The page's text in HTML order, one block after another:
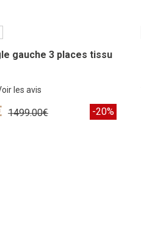
gauche 3 places tissu
les avis
1499.00€ -20%